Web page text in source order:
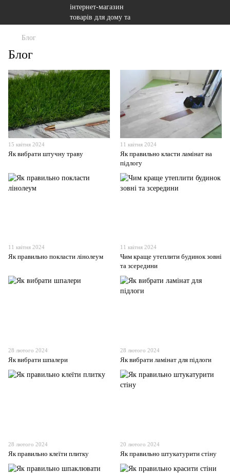
Блог
Блог
15 квітня 2024
Як вибрати штучну траву
11 квітня 2024
Як правильно класти ламінат на
підлогу
11 квітня 2024
Як правильно покласти лінолеум
11 квітня 2024
Чим краще утеплити будинок зовні
та зсередини
28 лютого 2024
Як вибрати шпалери
28 лютого 2024
Як вибрати ламінат для підлоги
28 лютого 2024
Як правильно клеїти плитку
20 лютого 2024
Як правильно штукатурити стіну